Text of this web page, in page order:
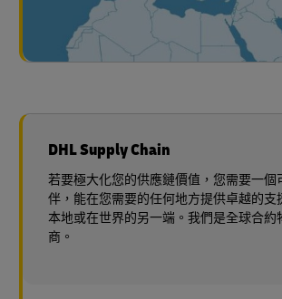
DHL Supply Chain
若要極大化您的供應鏈價值，您需要一個
伴，能在您需要的任何地方提供卓越的支
本地或在世界的另一端。我們是全球合約
商。